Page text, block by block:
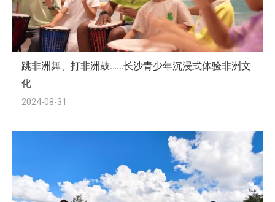
跳非洲舞、打非洲鼓……长沙青少年沉浸式体验非洲文
化
2024-08-31